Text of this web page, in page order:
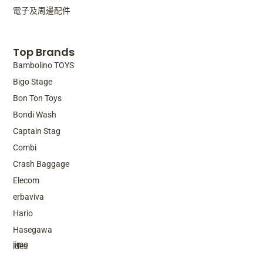
Top Brands
iimo
Top Brands
Bambolino TOYS
Bigo Stage
Bon Ton Toys
Bondi Wash
Captain Stag
Combi
Crash Baggage
Elecom
erbaviva
Hario
Hasegawa
ides
電子及周邊配件